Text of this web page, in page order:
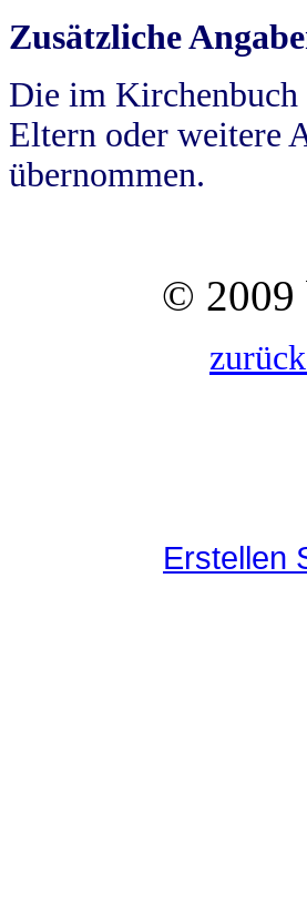
Zusätzliche
Die im Kirchenbuch
Eltern oder weitere
übernommen.
© 2009
Erstellen